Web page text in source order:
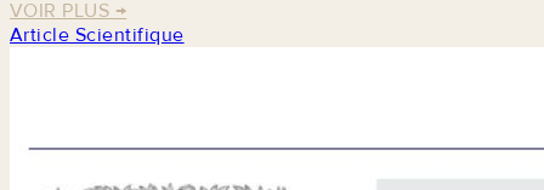
VOIR PLUS →
Article Scientifique